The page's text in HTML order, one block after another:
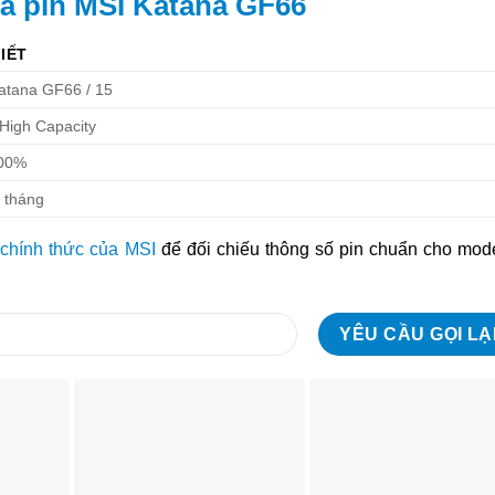
GF66 / 15
Capacity
tháng
thức của MSI để đối chiếu thông số pin chuẩn cho